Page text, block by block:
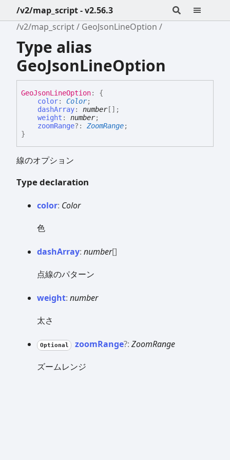
/v2/map_script - v2.56.3
/v2/map_script
GeoJsonLineOption
Type alias
GeoJsonLineOption
GeoJsonLineOption:
{
color: Color;
dashArray: number[] ;
weight : number;
zoomRange?: ZoomRange;
}
線のオプション
Type declaration
color: Color
色
dashArray: number[]
点線のパターン
weight: number
太さ
Optional zoomRange?: ZoomRange
ズームレンジ